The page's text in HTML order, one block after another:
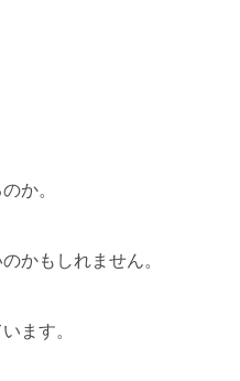
か。
かもしれません。
ます。